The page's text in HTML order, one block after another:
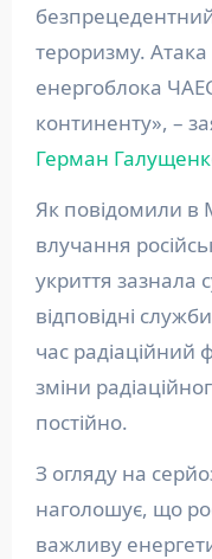
тероризму.
енергоблока
континенту», –
Герман
Як повідомили в
влучання
укриття зазнала
відповідні
час радіаційний
зміни
постійно.
З огляду на
наголошує, що
важливу